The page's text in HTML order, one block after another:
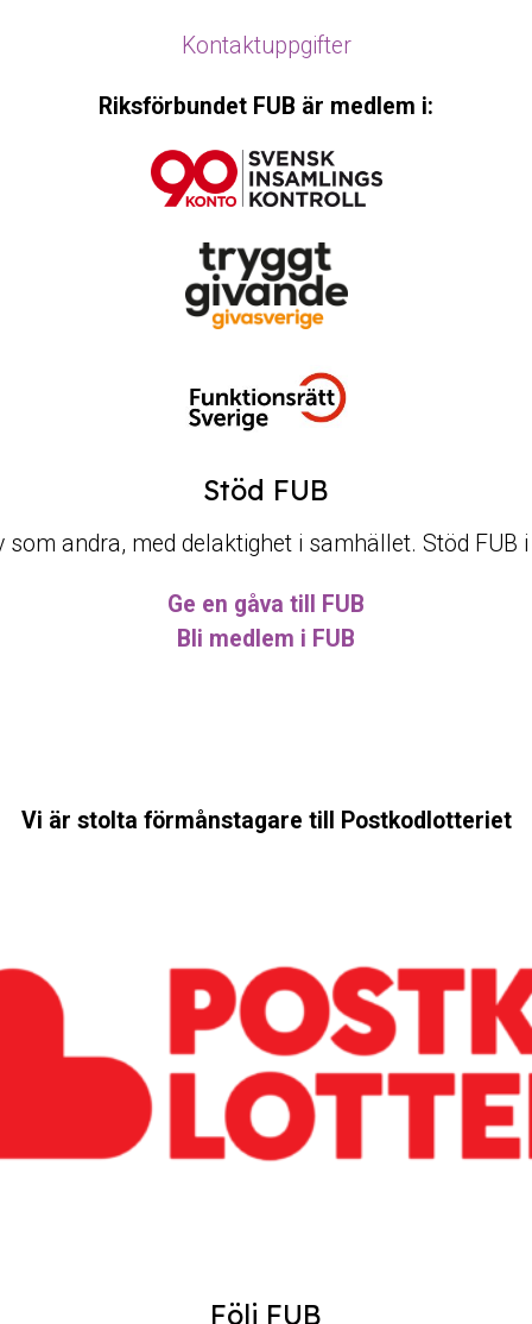
Kontaktuppgifter
Riksförbundet FUB är medlem i:
Stöd FUB
som andra, med delaktighet i samhället. Stöd FUB
Ge en gåva till FUB
Bli medlem i FUB
Vi är stolta förmånstagare till Postkodlotteriet
Följ FUB